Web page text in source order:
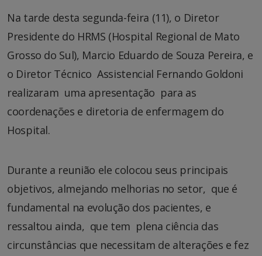
Na tarde desta segunda-feira (11), o Diretor
Presidente do HRMS (Hospital Regional de Mato
Grosso do Sul), Marcio Eduardo de Souza Pereira, e
o Diretor Técnico Assistencial Fernando Goldoni
realizaram uma apresentação para as
coordenações e diretoria de enfermagem do
Hospital.
Durante a reunião ele colocou seus principais
objetivos, almejando melhorias no setor, que é
fundamental na evolução dos pacientes, e
ressaltou ainda, que tem plena ciência das
circunstâncias que necessitam de alterações e fez